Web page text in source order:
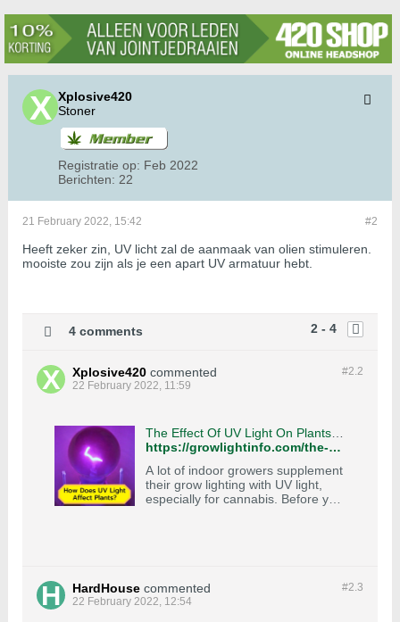
Xplosive420
Stoner
Registratie op: Feb 2022
Berichten: 22
#2
21 February 2022, 15:42
Heeft zeker zin, UV licht zal de aanmaak van olien stimuleren.
mooiste zou zijn als je een apart UV armatuur hebt.
2 - 4
4 comments
#2.2
Xplosive420 commented
22 February 2022, 11:59
https://growlightinfo.com/the-effect-of-uv-light-on-plants/
A lot of indoor growers supplement
their grow lighting with UV light,
especially for cannabis. Before you
#2.3
HardHouse commented
22 February 2022, 12:54